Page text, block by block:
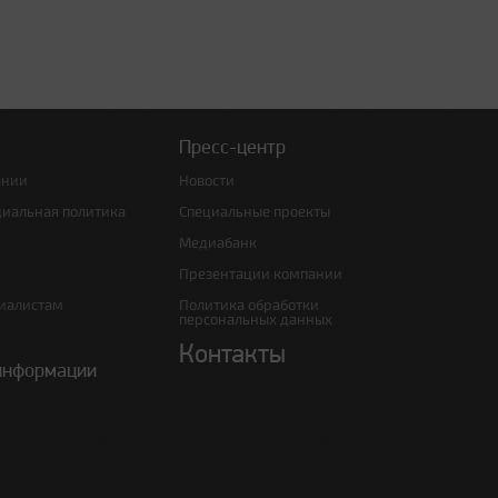
политика
Пресс-центр
Новости
Специальные проекты
Медиабанк
Презентации компании
Политика обработки
персональных данных
Контакты